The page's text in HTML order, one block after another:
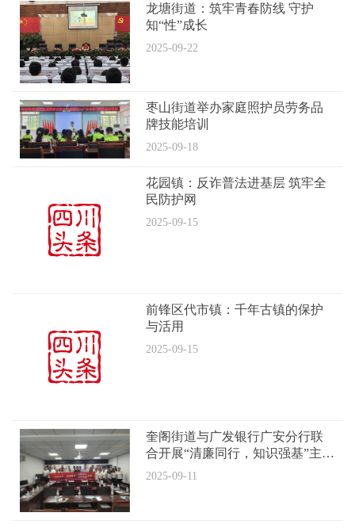
龙塘街道：筑牢青春防线 守护
知“性”成长
2025-09-22
枣山街道举办家庭照护员劳务品
牌技能培训
2025-09-18
花园镇：反诈普法进基层 筑牢全
民防护网
2025-09-15
前锋区代市镇：千年古镇的保护
与活用
2025-09-15
奎阁街道与广发银行广安分行联
合开展“清廉同行，知识强基”主题
党日活动
2025-09-11